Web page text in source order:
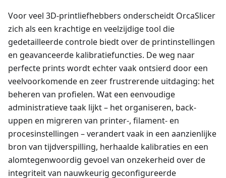
Voor veel 3D-printliefhebbers onderscheidt OrcaSlicer
zich als een krachtige en veelzijdige tool die
gedetailleerde controle biedt over de printinstellingen
en geavanceerde kalibratiefuncties. De weg naar
perfecte prints wordt echter vaak ontsierd door een
veelvoorkomende en zeer frustrerende uitdaging: het
beheren van profielen. Wat een eenvoudige
administratieve taak lijkt – het organiseren, back-
uppen en migreren van printer-, filament- en
procesinstellingen – verandert vaak in een aanzienlijke
bron van tijdverspilling, herhaalde kalibraties en een
alomtegenwoordig gevoel van onzekerheid over de
integriteit van nauwkeurig geconfigureerde